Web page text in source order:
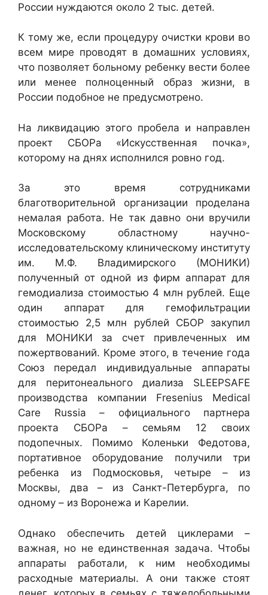
России нуждаются около 2 тыс. детей.
К тому же, если процедуру очистки крови во
всем мире проводят в домашних условиях,
что позволяет больному ребенку вести более
или менее полноценный образ жизни, в
России подобное не предусмотрено.
На ликвидацию этого пробела и направлен
проект СБОРа «Искусственная почка»,
которому на днях исполнился ровно год.
За это время сотрудниками
благотворительной организации проделана
немалая работа. Не так давно они вручили
Московскому областному научно-
исследовательскому клиническому институту
им. М.Ф. Владимирского (МОНИКИ)
полученный от одной из фирм аппарат для
гемодиализа стоимостью 4 млн рублей. Еще
один аппарат для гемофильтрации
стоимостью 2,5 млн рублей СБОР закупил
для МОНИКИ за счет привлеченных им
пожертвований. Кроме этого, в течение года
Союз передал индивидуальные аппараты
для перитонеального диализа SLEEPSAFE
производства компании Fresenius Medical
Care Russia – официального партнера
проекта
СБОРа – семьям 12 своих
подопечных. Помимо Коленьки Федотова,
портативное оборудование получили три
ребенка из Подмосковья, четыре – из
Москвы, два – из Санкт-Петербурга, по
одному – из Воронежа и Карелии.
Однако обеспечить детей циклерами –
важная, но не единственная задача. Чтобы
аппараты работали, к ним необходимы
расходные материалы. А они также стоят